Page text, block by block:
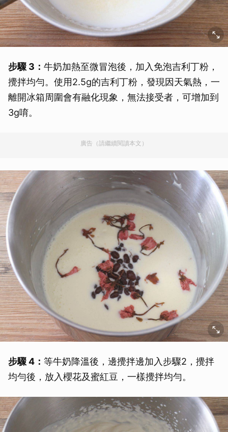
步驟 3： 牛奶加熱至微冒泡後，加入免泡吉利丁粉，
攪拌均勻。使用2.5g的吉利丁粉，發現因天氣熱，一
離開冰箱周圍會有融化現象，無法接受者，可增加到
3g唷。
廣告（請繼續閱讀本文）
步驟 4： 等牛奶降溫後，邊攪拌邊加入步驟2，攪拌
均勻後，放入櫻花及蜜紅豆，一樣攪拌均勻。